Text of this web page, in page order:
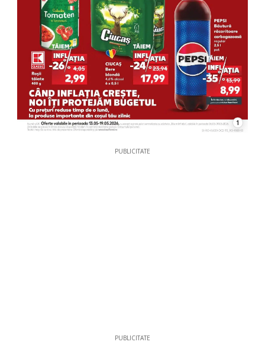
1
PUBLICITATE
PUBLICITATE